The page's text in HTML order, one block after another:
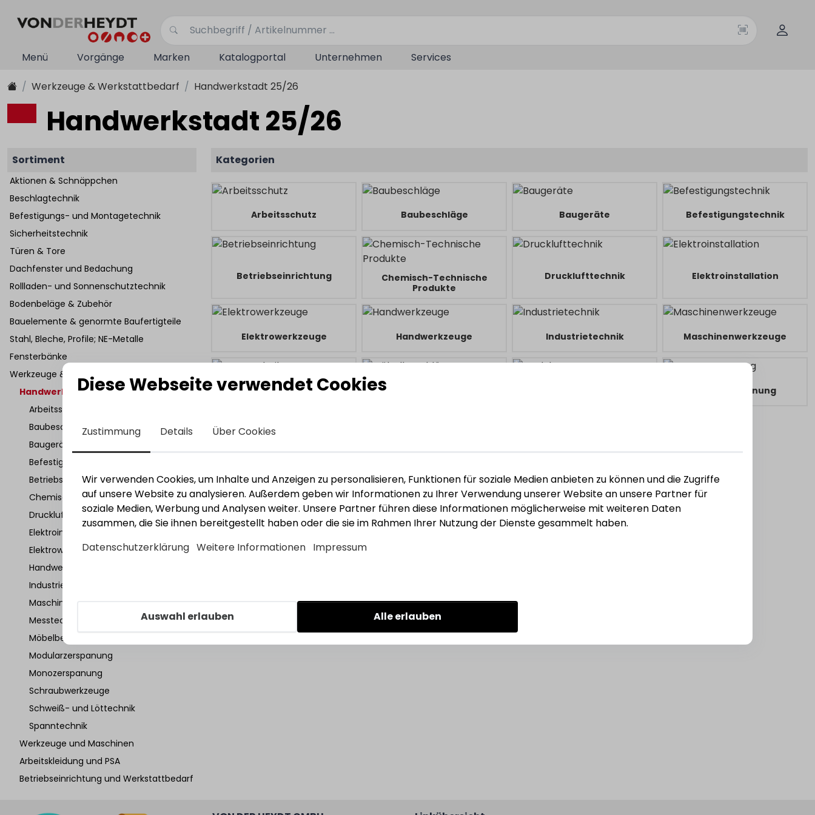
Menü Vorgänge Marken Katalogportal Unternehmen Services
Werkzeuge & Werkstattbedarf Handwerkstadt 25/26
Handwerkstadt 25/26
Sortiment
Aktionen & Schnäppchen
Beschlagtechnik
Befestigungs- und Montagetechnik
Sicherheitstechnik
Türen & Tore
Dachfenster und Bedachung
Rollladen- und Sonnenschutztechnik
Bodenbeläge & Zubehör
Bauelemente & genormte Baufertigteile
Stahl, Bleche, Profile; NE-Metalle
Fensterbänke
Werkzeuge & Werkstattbedarf
Handwerkstadt 25/26
Arbeitsschutz
Baubeschläge
Baugeräte
Befestigungstechnik
Betriebseinrichtung
Chemisch-Technische Produkte
Drucklufttechnik
Elektroinstallation
Elektrowerkzeuge
Handwerkzeuge
Industrietechnik
Maschinenwerkzeuge
Messtechnik
Möbelbeschläge
Modularzerspanung
Monozerspanung
Schraubwerkzeuge
Schweiß- und Löttechnik
Spanntechnik
Werkzeuge und Maschinen
Arbeitskleidung und PSA
Betriebseinrichtung und Werkstattbedarf
Kategorien
Arbeitsschutz Baubeschläge Baugeräte Befestigungstechnik
Betriebseinrichtung
Chemisch-Technische
Produkte
Drucklufttechnik Elektroinstallation
Elektrowerkzeuge Handwerkzeuge Industrietechnik Maschinenwerkzeuge
Messtechnik Monozerspanung
Diese Webseite verwendet Cookies
Zustimmung Details Über Cookies
Wir verwenden Cookies, um Inhalte und Anzeigen zu personalisieren, Funktionen für soziale Medien anbieten zu können und die Zugriffe
auf unsere Website zu analysieren. Außerdem geben wir Informationen zu Ihrer Verwendung unserer Website an unsere Partner für
soziale Medien, Werbung und Analysen weiter. Unsere Partner führen diese Informationen möglicherweise mit weiteren Daten
zusammen, die Sie ihnen bereitgestellt haben oder die sie im Rahmen Ihrer Nutzung der Dienste gesammelt haben.
Datenschutzerklärung Weitere Informationen Impressum
Auswahl erlauben Alle erlauben